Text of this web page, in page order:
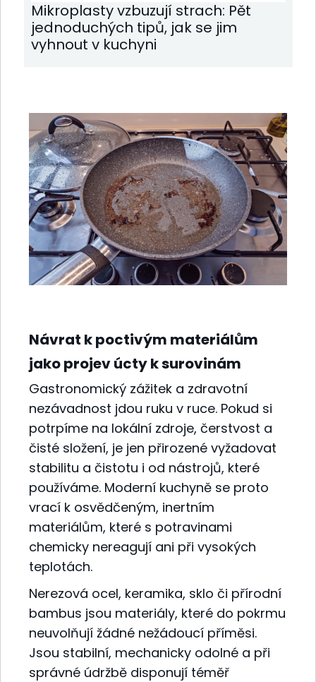
Mikroplasty vzbuzují strach: Pět
jednoduchých tipů, jak se jim
vyhnout v kuchyni
Návrat k poctivým materiálům
jako projev úcty k surovinám
Gastronomický zážitek a zdravotní
nezávadnost jdou ruku v ruce. Pokud si
potrpíme na lokální zdroje, čerstvost a
čisté složení, je jen přirozené vyžadovat
stabilitu a čistotu i od nástrojů, které
používáme. Moderní kuchyně se proto
vrací k osvědčeným, inertním
materiálům, které s potravinami
chemicky nereagují ani při vysokých
teplotách.
Nerezová ocel, keramika, sklo či přírodní
bambus jsou materiály, které do pokrmu
neuvolňují žádné nežádoucí příměsi.
Jsou stabilní, mechanicky odolné a při
správné údržbě disponují téměř